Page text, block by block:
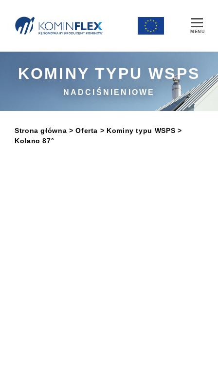
Main Navigation
KOMINY TYPU WSPS
NADCIŚNIENIOWE
Strona główna > Oferta > Kominy typu WSPS >
Kolano 87°